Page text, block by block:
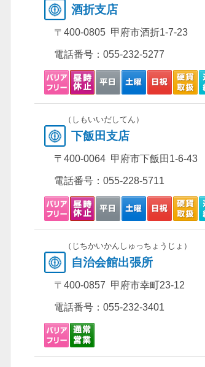
酒折支店
〒400-0805 甲府市酒折1-7-23
電話番号： 055-232-5277
（しもいいだしてん）
下飯田支店
〒400-0064 甲府市下飯田1-6-43
電話番号： 055-228-5711
（じちかいかんしゅっちょうじょ）
自治会館出張所
〒400-0857 甲府市幸町23-12
電話番号： 055-232-3401